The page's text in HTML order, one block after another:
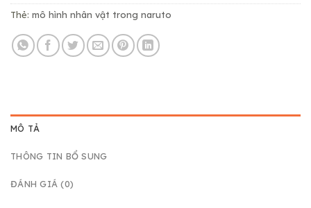
Thẻ: mô hình nhân vật trong naruto
MÔ TẢ
THÔNG TIN BỔ SUNG
ĐÁNH GIÁ (0)